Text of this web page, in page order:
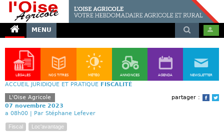
MENU
LÉGALES NOS TITRES MÉTÉO ANNONCES AGENDA NEWSLETTER
ACCUEIL JURIDIQUE ET PRATIQUE FISCALITÉ
partager :
L'Oise Agricole
07 novembre 2023
a 08h00 | Par Stéphane Lefever
Fiscal Loc'avantage